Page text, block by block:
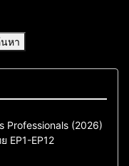
หา
& Adventure
Drama
Professionals (2026)
EP1-EP12